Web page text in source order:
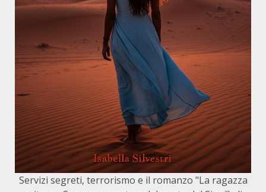
Servizi segreti, terrorismo e il romanzo "La ragazza